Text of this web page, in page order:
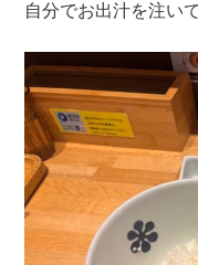
自分でお出汁を注い